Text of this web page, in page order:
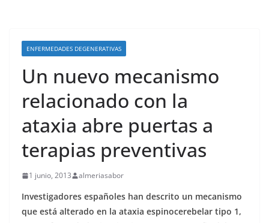
ENFERMEDADES DEGENERATIVAS
Un nuevo mecanismo
relacionado con la
ataxia abre puertas a
terapias preventivas
1 junio, 2013 almeriasabor
Investigadores españoles han descrito un mecanismo
que está alterado en la ataxia espinocerebelar tipo 1,